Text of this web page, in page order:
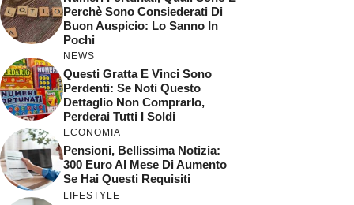
Perchè Sono Consiederati Di
Buon Auspicio: Lo Sanno In
Pochi
NEWS
Questi Gratta E Vinci Sono
Perdenti: Se Noti Questo
Dettaglio Non Comprarlo,
Perderai Tutti I Soldi
ECONOMIA
Pensioni, Bellissima Notizia:
300 Euro Al Mese Di Aumento
Se Hai Questi Requisiti
LIFESTYLE